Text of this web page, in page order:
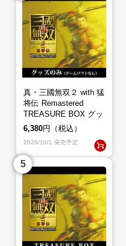
真・三國無双２ with 猛
将伝 Remastered
TREASURE BOX グッ
ズのみ（ゲームソフト
6,380円（税込）
2026/10/1 発売予定